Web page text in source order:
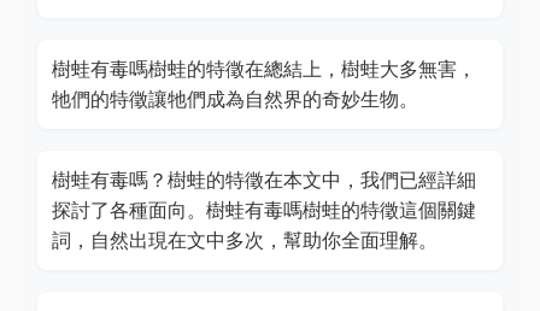
樹蛙有毒嗎樹蛙的特徵在總結上，樹蛙大多無害，
牠們的特徵讓牠們成為自然界的奇妙生物。
樹蛙有毒嗎？樹蛙的特徵在本文中，我們已經詳細
探討了各種面向。樹蛙有毒嗎樹蛙的特徵這個關鍵
詞，自然出現在文中多次，幫助你全面理解。